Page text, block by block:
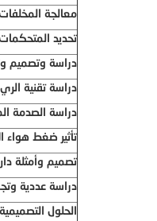
معالجة
تحديد
دراسة وتصميم
دراسة تقنية
دراسة الصدمة
تأثير ضغط هواء
تصميم وأمثلة
دراسة عددية
الحلول